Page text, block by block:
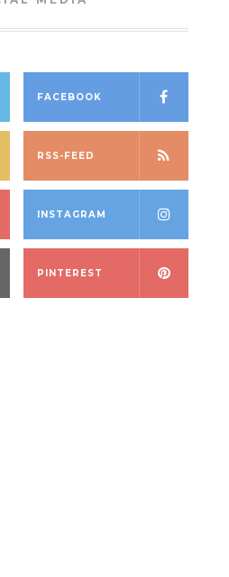
FACEBOOK
RSS-FEED
INSTAGRAM
PINTEREST